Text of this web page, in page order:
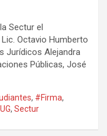
Sectur el
Octavio Humberto
Jurídicos Alejandra
Públicas, José
, #Firma,
, Sectur